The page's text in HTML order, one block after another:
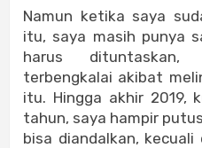
Namun ketika saya
itu, saya masih punya
harus
terbengkalai akibat
itu. Hingga akhir 2019,
tahun, saya hampir
bisa diandalkan,